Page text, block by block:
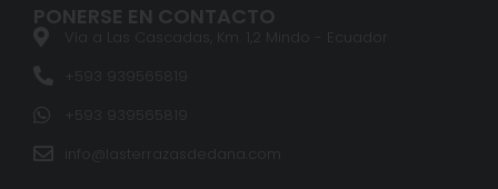
PONERSE EN CONTACTO
Vía a Las Cascadas, Km. 1,2 Mindo - Ecuador
+593 939565819
+593 939565819
info@lasterrazasdedana.com